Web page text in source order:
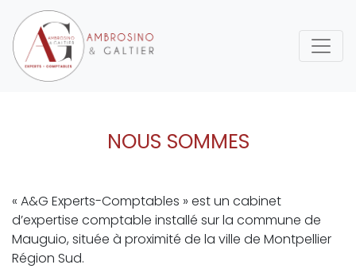
NOUS SOMMES
« A&G Experts-Comptables » est un cabinet
d’expertise comptable installé sur la commune de
Mauguio, située à proximité de la ville de Montpellier
Région Sud.